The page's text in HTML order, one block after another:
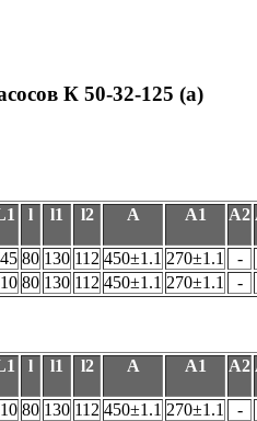
К 50-32-125 (а)
l l1 l2 А А1 А2
80 130 112 450±1.1 270±1.1
-
80 130 112 450±1.1 270±1.1 -
l l1 l2 А А1 А2
80 130 112 450±1.1 270±1.1 -